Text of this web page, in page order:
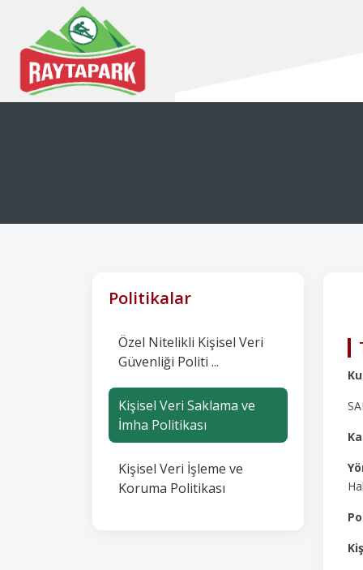
Politikalar
Özel Nitelikli Kişisel Veri
Güvenliği Politi ...
Kişisel Veri Saklama ve
İmha Politikası
Kişisel Veri İşleme ve
Koruma Politikası